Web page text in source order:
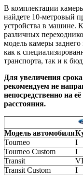
В комплектации
найдете 10-метровый
устройства в машине.
различных
модель камеры
как к
транспорта, так и к
Для увеличения
рекомендуем не
непосредственно на
расстояния.
Модель автомобиля
Tourneo
I
Tourneo Custom
I
Transit
Transit Custom
I